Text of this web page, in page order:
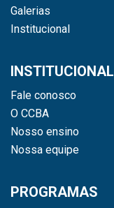
Galerias
Institucional
INSTITUCIONAL
Fale conosco
O CCBA
Nosso ensino
Nossa equipe
PROGRAMAS